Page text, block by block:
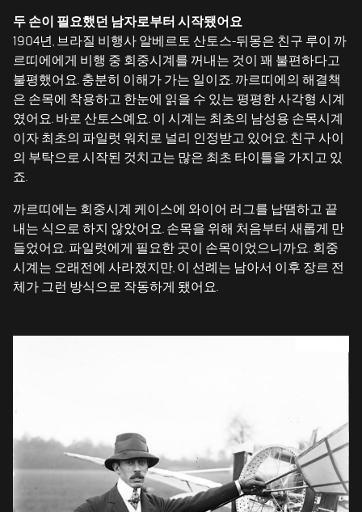
두 손이 필요했던 남자로부터 시작됐어요
1904년, 브라질 비행사 알베르토 산토스-뒤몽은 친구 루이 까
르띠에에게 비행 중 회중시계를 꺼내는 것이 꽤 불편하다고
불평했어요. 충분히 이해가 가는 일이죠. 까르띠에의 해결책
은 손목에 착용하고 한눈에 읽을 수 있는 평평한 사각형 시계
였어요. 바로 산토스예요. 이 시계는 최초의 남성용 손목시계
이자 최초의 파일럿 워치로 널리 인정받고 있어요. 친구 사이
의 부탁으로 시작된 것치고는 많은 최초 타이틀을 가지고 있
죠.
까르띠에는 회중시계 케이스에 와이어 러그를 납땜하고 끝
내는 식으로 하지 않았어요. 손목을 위해 처음부터 새롭게 만
들었어요. 파일럿에게 필요한 곳이 손목이었으니까요. 회중
시계는 오래전에 사라졌지만, 이 선례는 남아서 이후 장르 전
체가 그런 방식으로 작동하게 됐어요.